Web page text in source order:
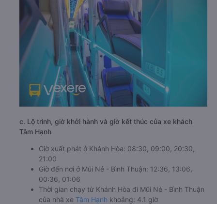
c. Lộ trình, giờ khởi hành và giờ kết thúc của xe khách
Tâm Hạnh
Giờ xuất phát ở Khánh Hòa: 08:30, 09:00, 20:30,
21:00
Giờ đến nơi ở Mũi Né - Bình Thuận: 12:36, 13:06,
00:36, 01:06
Thời gian chạy từ Khánh Hòa đi Mũi Né - Bình Thuận
của nhà xe Tâm Hạnh khoảng: 4.1 giờ